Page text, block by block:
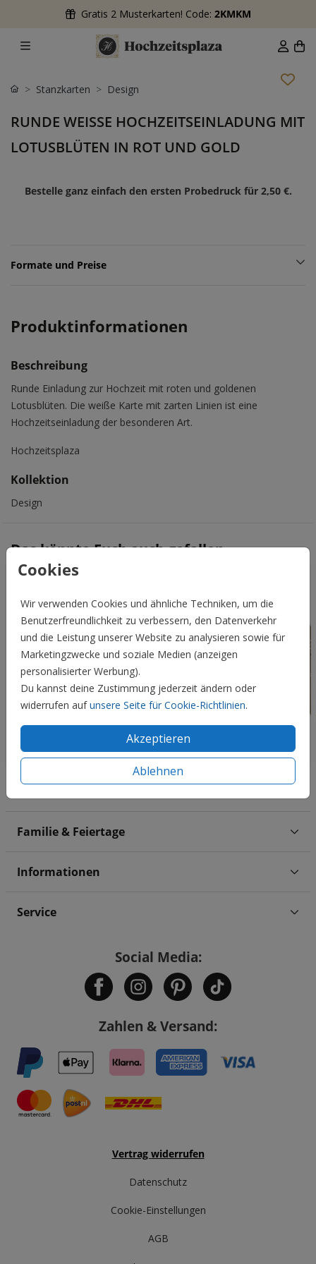
Gratis 2 Musterkarten! Code: 2KMKM
Cookies
Wir verwenden Cookies und ähnliche Techniken, um die
Benutzerfreundlichkeit zu verbessern, den Datenverkehr
und die Leistung unserer Website zu analysieren sowie für
Marketingzwecke und soziale Medien (anzeigen
personalisierter Werbung).
Du kannst deine Zustimmung jederzeit ändern oder
widerrufen aufunsere Seite für Cookie-Richtlinien.
Akzeptieren
Ablehnen
Stanzkarten Design
RUNDE WEISSE HOCHZEITSEINLADUNG MIT L
OTUSBLÜTEN IN ROT UND GOLD
Bestelle ganz einfach den ersten Probedruck für 2,50 €.
Formate und Preise
Produktinformationen
Beschreibung
Runde Einladung zur Hochzeit mit roten und goldenen
Lotusblüten. Die weiße Karte mit zarten Linien ist eine
Hochzeitseinladung der besonderen Art.
Hochzeitsplaza
Kollektion
Design
Das könnte Euch auch gefallen
Familie & Feiertage
Informationen
Service
Social Media:
Zahlen & Versand:
Vertrag widerrufen
Datenschutz
Cookie-Einstellungen
AGB